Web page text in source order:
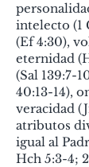
intelecto (1
(Ef 4:30),
eternidad
(Sal 139:7-
40:13-14),
veracidad
atributos
igual al
Hch 5:3-4;